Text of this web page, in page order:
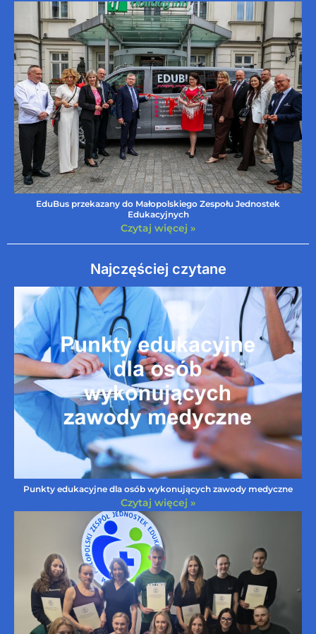
EduBus przekazany do Małopolskiego Zespołu Jednostek
Edukacyjnych
Czytaj więcej »
Najczęściej czytane
Punkty edukacyjne dla osób wykonujących zawody medyczne
Czytaj więcej »